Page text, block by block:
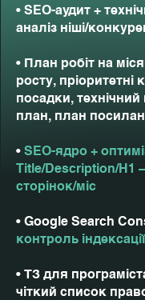
• SEO-аудит +
аналіз ніші/
• План робіт на
росту, пріоритетні
посадки,
план, план
• SEO-ядро +
Title/Description/H1
сторінок/міс
• Google Search
контроль індексації
• ТЗ для
чіткий список